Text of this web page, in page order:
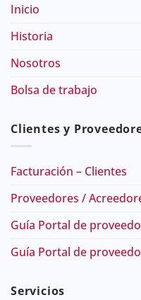
Inicio
Historia
Nosotros
Bolsa de trabajo
Clientes y
Facturación – Clientes
Proveedores /
Guía Portal de
Guía Portal de
Servicios